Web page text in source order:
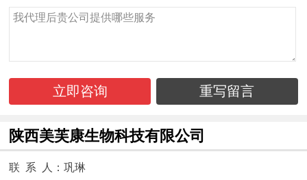
立即咨询 重写留言
陕西美芙康生物科技有限公司
联 系 人：巩琳